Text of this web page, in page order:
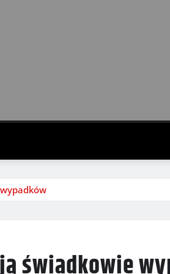
świadkowie